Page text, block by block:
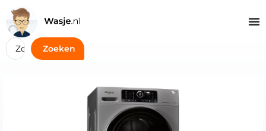
Zoeken